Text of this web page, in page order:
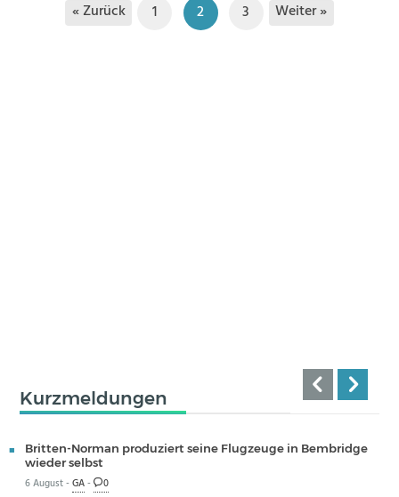
« Zurück 1 2 3 Weiter »
Kurzmeldungen
Britten-Norman produziert seine Flugzeuge in Bembridge
wieder selbst
6 August -GA- 0